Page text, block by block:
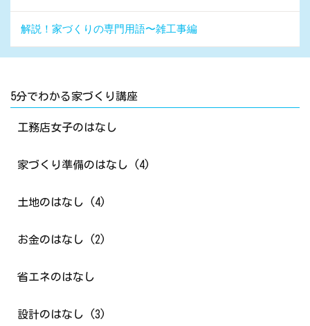
解説！家づくりの専門用語〜雑工事編
5分でわかる家づくり講座
工務店女子のはなし
家づくり準備のはなし (4)
土地のはなし (4)
お金のはなし (2)
省エネのはなし
設計のはなし (3)